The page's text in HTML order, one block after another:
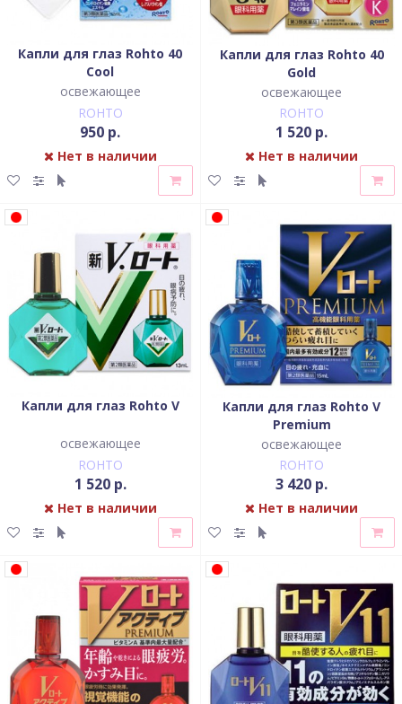
Капли для глаз Rohto 40
Cool
освежающее
ROHTO
950 р.
Нет в наличии
Капли для глаз Rohto 40
Gold
освежающее
ROHTO
1 520 р.
Нет в наличии
Капли для глаз Rohto V
освежающее
ROHTO
1 520 р.
Нет в наличии
Капли для глаз Rohto V
Premium
освежающее
ROHTO
3 420 р.
Нет в наличии